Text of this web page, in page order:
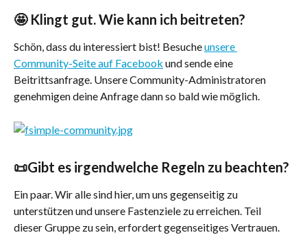
🤩 Klingt gut. Wie kann ich beitreten?
Schön, dass du interessiert bist! Besuche unsere
Community-Seite auf Facebook und sende eine
Beitrittsanfrage. Unsere Community-Administratoren
genehmigen deine Anfrage dann so bald wie möglich.
📜Gibt es irgendwelche Regeln zu beachten?
Ein paar. Wir alle sind hier, um uns gegenseitig zu
unterstützen und unsere Fastenziele zu erreichen. Teil
dieser Gruppe zu sein, erfordert gegenseitiges Vertrauen.